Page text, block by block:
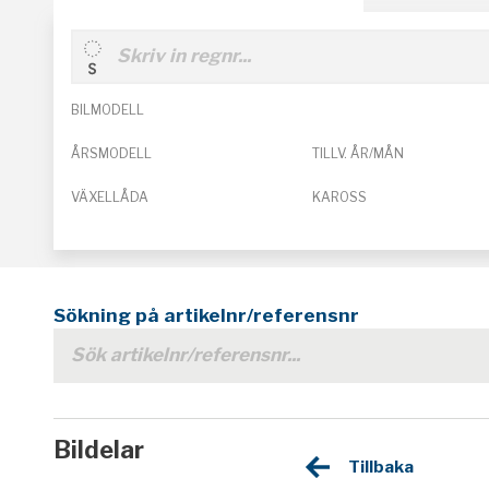
BILMODELL
ÅRSMODELL TILLV. ÅR/MÅN
VÄXELLÅDA KAROSS
Sökning på artikelnr/referensnr
Bildelar
Tillbaka